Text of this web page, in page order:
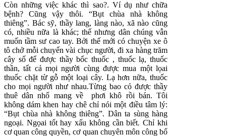
Còn những việc khác thì sao?. Ví dụ như chữa
bệnh? Cũng vậy thôi. “Bụt chùa nhà không
thiêng”. Bác sỹ, thầy lang, làng nào, xã nào cũng
có, nhiều nữa là khác; thế nhưng dân chúng vẫn
muốn tầm sư cao tay. Bởi thế mới có chuyện xe ô
tô chở mỗi chuyến vài chục người, đi xa hàng trăm
cây số để được thầy bốc thuốc , thuốc lạ, thuốc
thần, tất cả mọi người cùng được mua một lọai
thuốc chặt từ gỗ một loại cây. Lạ hơn nữa, thuốc
cho mọi người như nhau.Từng bao cỏ được thầy
thuê dân nhổ mang về phơi khô rồi bán. Tôi
không dám khen hay chê chỉ nói một điều tâm lý:
“Bụt chùa nhà không thiêng”. Dân ta sùng hàng
ngoại. Ngọai tốt hay xấu không cần biết. Chỉ khi
cơ quan công quyền, cơ quan chuyên môn công bố